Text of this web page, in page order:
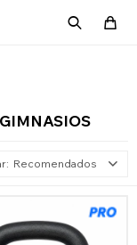
Recomendados